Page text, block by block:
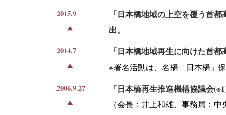
2015.9
「日本橋地域の上空を覆う首
出。
2014.7 「日本橋地域再生に向けた首
※署名活動は、名橋「日本橋」
2006.9.27
「日本橋再生推進機構協議会
（会長：井上和雄、事務局：中